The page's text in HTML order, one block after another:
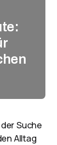
Suche
Alltag